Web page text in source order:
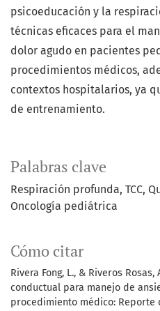
Palabras clave
Respiración profunda TCC
Oncología pediátrica
Cómo citar
Rivera Fong, L., & Riveros
conductual para manejo de
procedimiento médico: Reporte
psicoeducación y la
técnicas eficaces para el
dolor agudo en pacientes
procedimientos médicos,
contextos hospitalarios, ya
de entrenamiento.